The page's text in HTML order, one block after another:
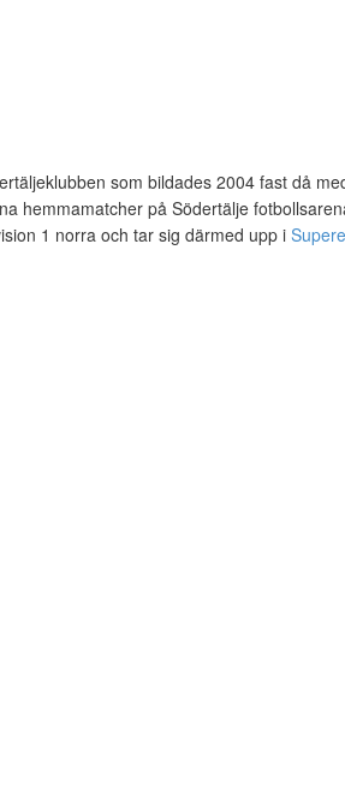
som bildades 2004 fast då
hemmamatcher på Södertälje
1 norra och tar sig därmed upp i